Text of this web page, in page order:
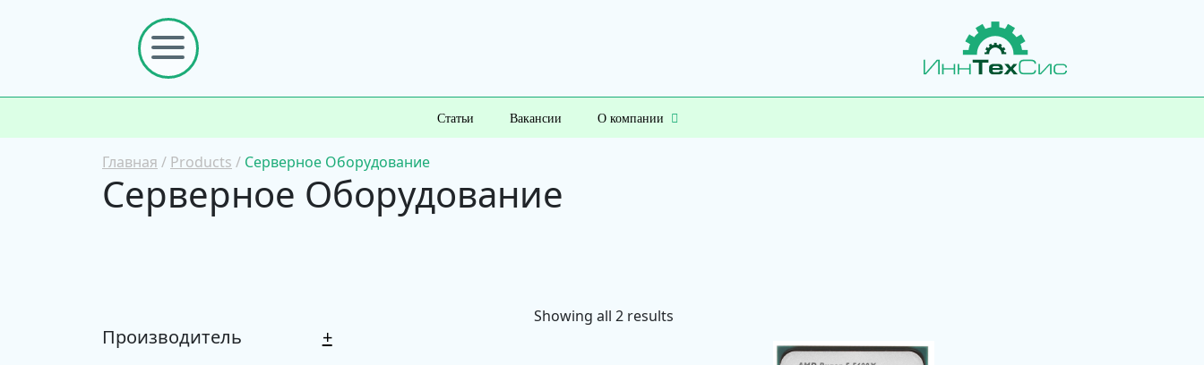
Статьи Вакансии О компании
Главная / Products / Серверное Оборудование
Серверное Оборудование
Производитель
+
Showing all 2 results